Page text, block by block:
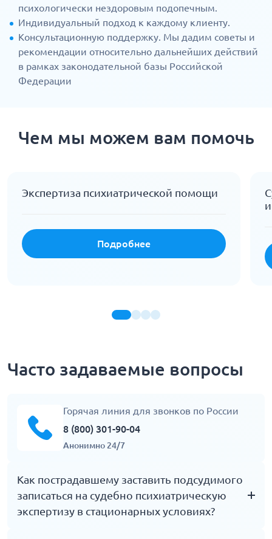
психологически нездоровым подопечным.
Индивидуальный подход к каждому клиенту.
Консультационную поддержку. Мы дадим советы и
рекомендации относительно дальнейших действий
в рамках законодательной базы Российской
Федерации
Чем мы можем вам помочь
Экспертиза психиатрической помощи
Подробнее
Часто задаваемые вопросы
Горячая линия для звонков по России
8 (800) 301-90-04
Анонимно 24/7
Как пострадавшему заставить подсудимого
записаться на судебно психиатрическую
экспертизу в стационарных условиях?